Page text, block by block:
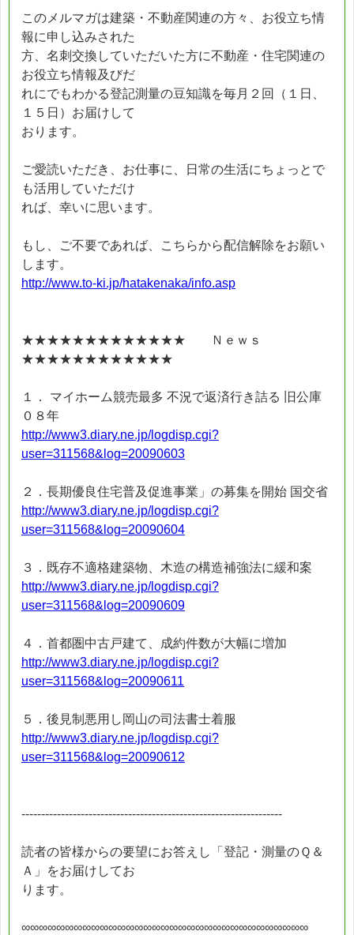
このメルマガは建築・不動産関連の方々、お役立ち情
報に申し込みされた
方、名刺交換していただいた方に不動産・住宅関連の
お役立ち情報及びだ
れにでもわかる登記測量の豆知識を毎月２回（１日、
１５日）お届けして
おります。
ご愛読いただき、お仕事に、日常の生活にちょっとで
も活用していただけ
れば、幸いに思います。
もし、ご不要であれば、こちらから配信解除をお願い
します。
http://www.to-ki.jp/hatakenaka/info.asp
★★★★★★★★★★★★★ Ｎｅｗｓ
★★★★★★★★★★★★
１． マイホーム競売最多 不況で返済行き詰る 旧公庫
０８年
http://www3.diary.ne.jp/logdisp.cgi?
user=311568&log=20090603
２．長期優良住宅普及促進事業」の募集を開始 国交省
http://www3.diary.ne.jp/logdisp.cgi?
user=311568&log=20090604
３．既存不適格建築物、木造の構造補強法に緩和案
http://www3.diary.ne.jp/logdisp.cgi?
user=311568&log=20090609
４．首都圏中古戸建て、成約件数が大幅に増加
http://www3.diary.ne.jp/logdisp.cgi?
user=311568&log=20090611
５．後見制悪用し岡山の司法書士着服
http://www3.diary.ne.jp/logdisp.cgi?
user=311568&log=20090612
------------------------------------------------------------------
読者の皆様からの要望にお答えし「登記・測量のＱ＆
Ａ」をお届けしてお
ります。
∞∞∞∞∞∞∞∞∞∞∞∞∞∞∞∞∞∞∞∞∞∞∞∞∞∞∞∞∞∞∞∞∞